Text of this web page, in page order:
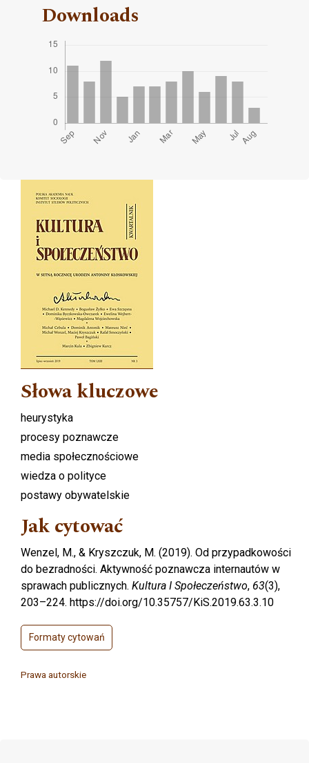
Downloads
Cover image
Słowa kluczowe
heurystyka
procesy poznawcze
media społecznościowe
wiedza o polityce
postawy obywatelskie
Jak cytować
Wenzel, M., & Kryszczuk, M. (2019). Od przypadkowości
do bezradności. Aktywność poznawcza internautów w
sprawach publicznych. Kultura I Społeczeństwo, 63(3),
203–224. https://doi.org/10.35757/KiS.2019.63.3.10
Formaty cytowań
Prawa autorskie